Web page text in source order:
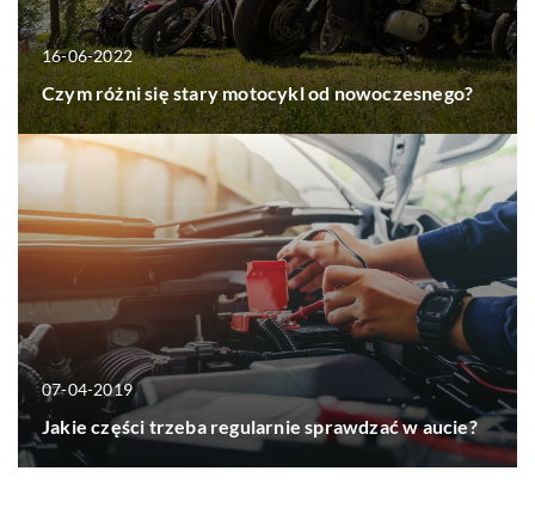
16-06-2022
Czym różni się stary motocykl od nowoczesnego?
07-04-2019
Jakie części trzeba regularnie sprawdzać w aucie?